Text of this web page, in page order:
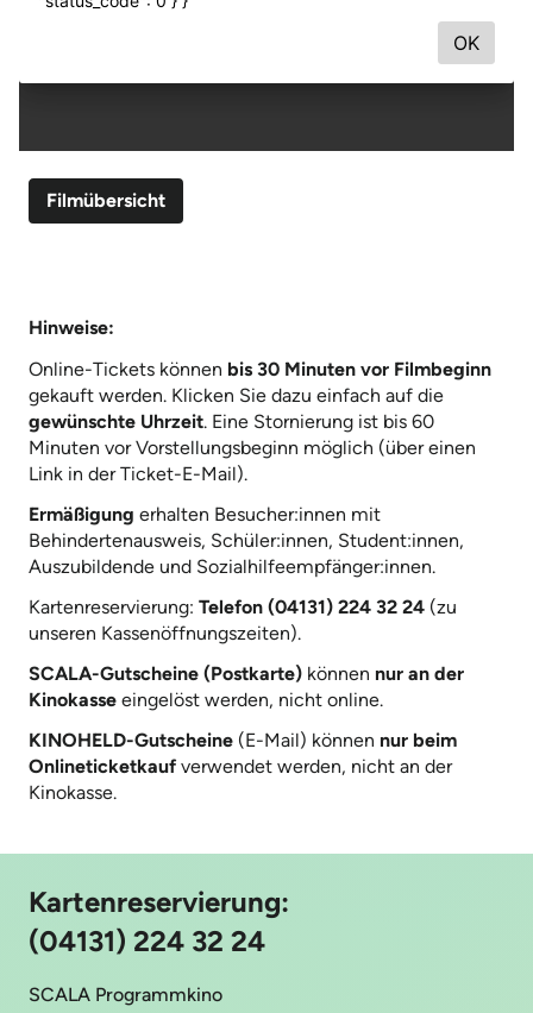
Filmübersicht
Hinweise:
Online-Tickets können bis 30 Minuten vor Filmbeginn
gekauft werden. Klicken Sie dazu einfach auf die
gewünschte Uhrzeit. Eine Stornierung ist bis 60
Minuten vor Vorstellungsbeginn möglich (über einen
Link in der Ticket-E-Mail).
Ermäßigung erhalten Besucher:innen mit
Behindertenausweis, Schüler:innen, Student:innen,
Auszubildende und Sozialhilfeempfänger:innen.
Kartenreservierung: Telefon (04131) 224 32 24 (zu
unseren Kassenöffnungszeiten).
SCALA-Gutscheine (Postkarte) können nur an der
Kinokasse eingelöst werden, nicht online.
KINOHELD-Gutscheine (E-Mail) können nur beim
Onlineticketkauf verwendet werden, nicht an der
Kinokasse.
Kartenreservierung:
(04131) 224 32 24
SCALA Programmkino